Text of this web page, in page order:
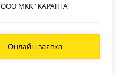
ООО МКК "КАРАНГА"
Онлайн-заявка